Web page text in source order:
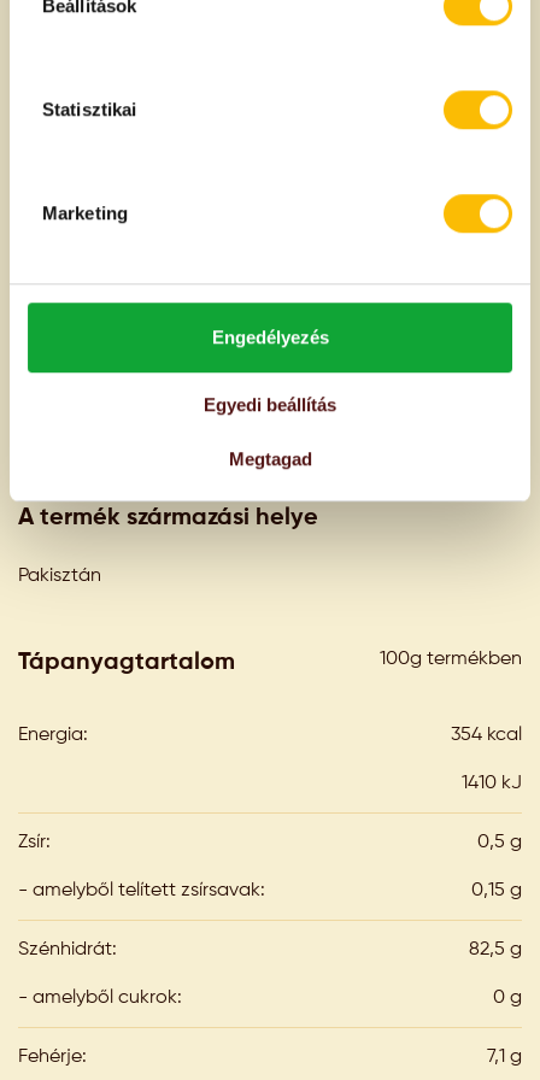
Beállítások
Statisztikai
Marketing
Engedélyezés
Egyedi beállítás
Megtagad
rizsital is meghódította a világot.
a legtöbbet különbözőféleképpen kell elkészíteni.
Osztályozni lehet formája szerint (kerek vagy
hántolási módszer szerint (fényezett vagy fényezetlen),
Összetevők és allergén információk
A termék származási helye
Pakisztán
Tápanyagtartalom 100g termékben
Energia: 354 kcal
1410 kJ
Zsír: 0,5 g
- amelyből telített zsírsavak: 0,15 g
Szénhidrát: 82,5 g
- amelyből cukrok: 0 g
Fehérje: 7,1 g